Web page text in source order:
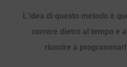
L’idea di questo metodo è
correre dietro al tempo e
riuscire a